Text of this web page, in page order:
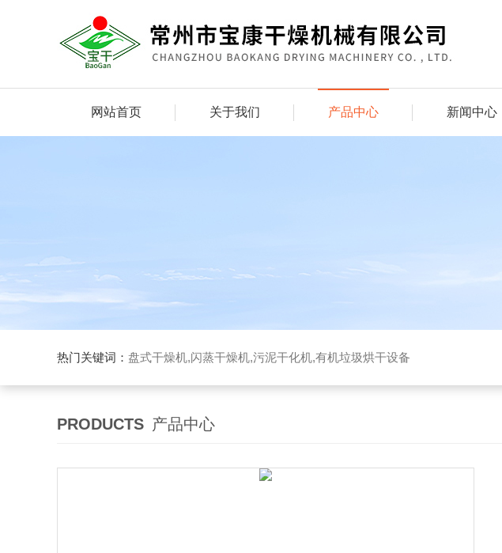
网站首页 关于我们 产品中心 新闻中心
热门关键词： 盘式干燥机,闪蒸干燥机,污泥干化机,有机垃圾烘干设备
PRODUCTS 产品中心